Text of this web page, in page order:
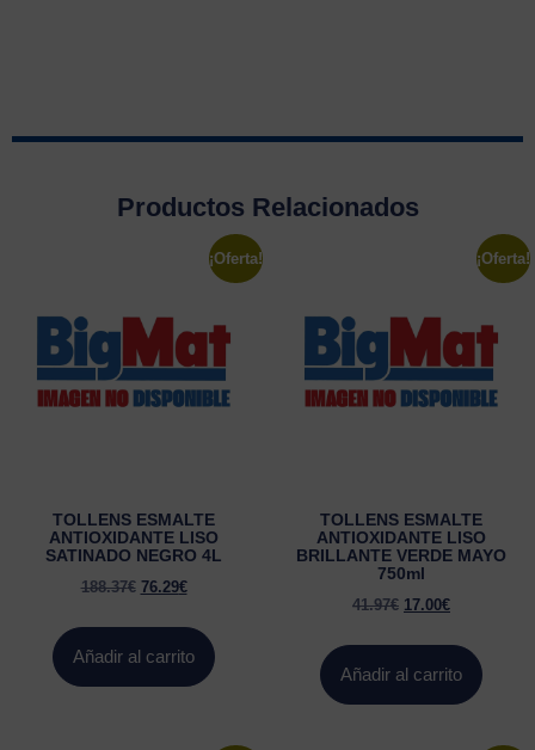
Productos Relacionados
¡Oferta!
TOLLENS ESMALTE
ANTIOXIDANTE LISO
SATINADO NEGRO 4L
188.37€ 76.29€
Añadir al carrito
¡Oferta!
TOLLENS ESMALTE
ANTIOXIDANTE LISO
BRILLANTE VERDE MAYO
750ml
41.97€ 17.00€
Añadir al carrito